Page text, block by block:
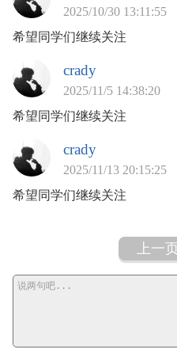
2025/10/30 13:11:55
希望同学们继续关注
crady
2025/11/5 14:38:20
希望同学们继续关注
crady
2025/11/13 20:15:25
希望同学们继续关注
上一页